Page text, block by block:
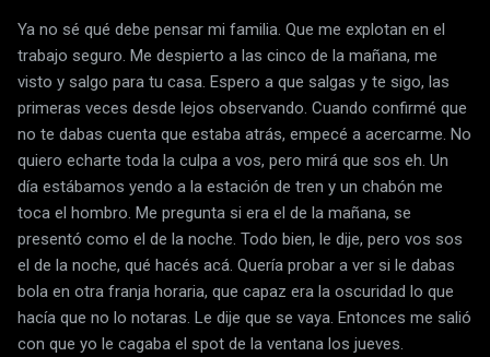
Ya no sé qué debe pensar mi familia. Que me explotan en el
trabajo seguro. Me despierto a las cinco de la mañana, me
visto y salgo para tu casa. Espero a que salgas y te sigo, las
primeras veces desde lejos observando. Cuando confirmé que
no te dabas cuenta que estaba atrás, empecé a acercarme. No
quiero echarte toda la culpa a vos, pero mirá que sos eh. Un
día estábamos yendo a la estación de tren y un chabón me
toca el hombro. Me pregunta si era el de la mañana, se
presentó como el de la noche. Todo bien, le dije, pero vos sos
el de la noche, qué hacés acá. Quería probar a ver si le dabas
bola en otra franja horaria, que capaz era la oscuridad lo que
hacía que no lo notaras. Le dije que se vaya. Entonces me salió
con que yo le cagaba el spot de la ventana los jueves.